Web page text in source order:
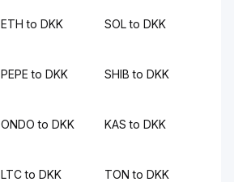
ETH to DKK SOL to DKK
PEPE to DKK SHIB to DKK
ONDO to DKK KAS to DKK
LTC to DKK TON to DKK